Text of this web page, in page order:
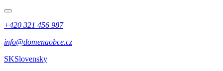
+420 321 456 987
info@domenaobce.cz
SKSlovensky